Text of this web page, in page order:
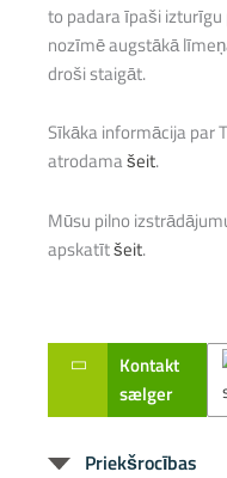
to padara īpaši
nozīmē augstākā
droši staigāt.
Sīkāka informācija par
atrodamašeit.
Mūsu pilno
apskatītšeit.
Kontakt
sælger
Priekšrocības